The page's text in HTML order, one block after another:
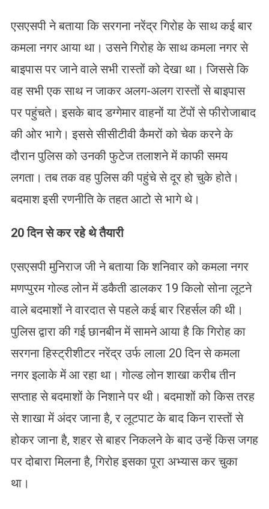
एसएसपी ने बताया कि सरगना नरेंद्र गिरोह के साथ कई बार
कमला नगर आया था। उसने गिरोह के साथ कमला नगर से
बाइपास पर जाने वाले सभी रास्तों को देखा था। जिससे कि
वह सभी एक साथ न जाकर अलग-अलग रास्तों से बाइपास
पर पहुंचते। इसके बाद डग्गेमार वाहनों या टेंपों से फीरोजाबाद
की ओर भागे। इससे सीसीटीवी कैमरों को चेक करने के
दौरान पुलिस को उनकी फुटेज तलाशने में काफी समय
लगता। तब तक वह पुलिस की पहुंचे से दूर हो चुके होते।
बदमाश इसी रणनीति के तहत आटो से भागे थे।
20 दिन से कर रहे थे तैयारी
एसएसपी मुनिराज जी ने बताया कि शनिवार को कमला नगर
मणप्पुरम गोल्ड लोन में डकैती डालकर 19 किलो सोना लूटने
वाले बदमाशों ने वारदात से पहले कई बार रिहर्सल की थी।
पुलिस द्वारा की गई छानबीन में सामने आया है कि गिरोह का
सरगना हिस्ट्रीशीटर नरेंद्र उर्फ लाला 20 दिन से कमला
नगर इलाके में आ रहा था। गोल्ड लोन शाखा करीब तीन
सप्ताह से बदमाशों के निशाने पर थी। बदमाशों को किस तरह
से शाखा में अंदर जाना है, र लूटपाट के बाद किन रास्तों से
होकर जाना है, शहर से बाहर निकलने के बाद उन्हें किस जगह
पर दोबारा मिलना है, गिरोह इसका पूरा अभ्यास कर चुका
था।